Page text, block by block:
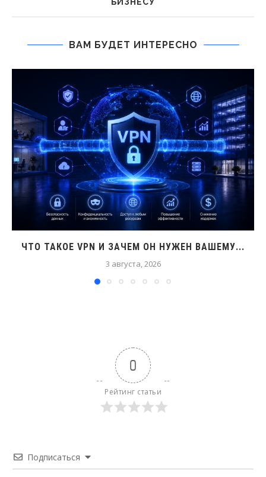
ВАМ БУДЕТ ИНТЕРЕСНО
ЧТО ТАКОЕ VPN И ЗАЧЕМ ОН НУЖЕН ВАШЕМУ...
3 августа, 2026
0
Рейтинг статьи
Подписаться